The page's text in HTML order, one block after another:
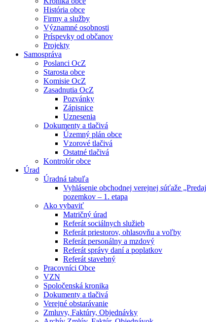
História obce
Firmy a služby
Významné osobnosti
Príspevky od občanov
Projekty
Samospráva
Poslanci OcZ
Starosta obce
Komisie OcZ
Zasadnutia OcZ
Pozvánky
Zápisnice
Uznesenia
Dokumenty a tlačivá
Územný plán obce
Vzorové tlačivá
Ostatné tlačivá
Kontrolór obce
Úrad
Úradná tabuľa
Vyhlásenie obchodnej verejnej súťaže „Predaj
pozemkov – 1. etapa
Ako vybaviť
Matričný úrad
Referát sociálnych služieb
Referát priestorov, ohlasovňu a voľby
Referát personálny a mzdový
Referát správy daní a poplatkov
Referát stavebný
Pracovníci Obce
VZN
Spoločenská kronika
Dokumenty a tlačivá
Verejné obstarávanie
Zmluvy, Faktúry, Objednávky